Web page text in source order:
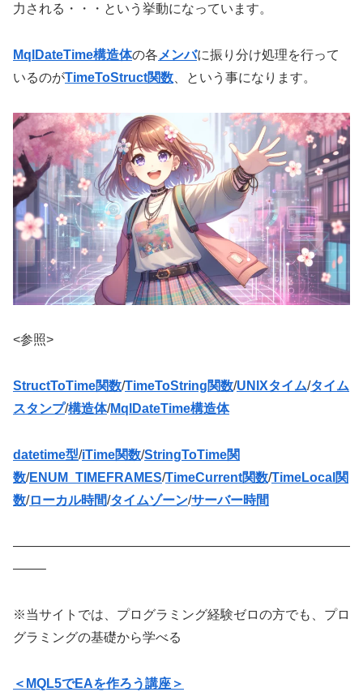
力される・・・という挙動になっています。
MqlDateTime構造体の各 メンバに振り分け処理を行って
いるのがTimeToStruct関数 、という事になります。
<参照>
StructToTime関数/TimeToString関数/UNIXタイム/タイム
スタンプ/構造体/MqlDateTime構造体
datetime型/iTime関数/StringToTime関
数/ENUM_TIMEFRAMES/TimeCurrent関数/TimeLocal関
数/ローカル時間/タイムゾーン/サーバー時間
——————————————————————————
——–
※当サイトでは、プログラミング経験ゼロの方でも、プロ
グラミングの基礎から学べる
＜MQL5でEAを作ろう講座＞